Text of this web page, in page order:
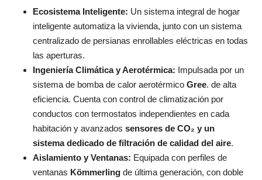
Ecosistema Inteligente: Un sistema integral de hogar
inteligente automatiza la vivienda, junto con un sistema
centralizado de persianas enrollables eléctricas en todas
las aperturas.
Ingeniería Climática y Aerotérmica: Impulsada por un
sistema de bomba de calor aerotérmico Gree. de alta
eficiencia. Cuenta con control de climatización por
conductos con termostatos independientes en cada
habitación y avanzados sensores de CO₂ y un
sistema dedicado de filtración de calidad del aire.
Aislamiento y Ventanas: Equipada con perfiles de
ventanas Kömmerling de última generación, con doble